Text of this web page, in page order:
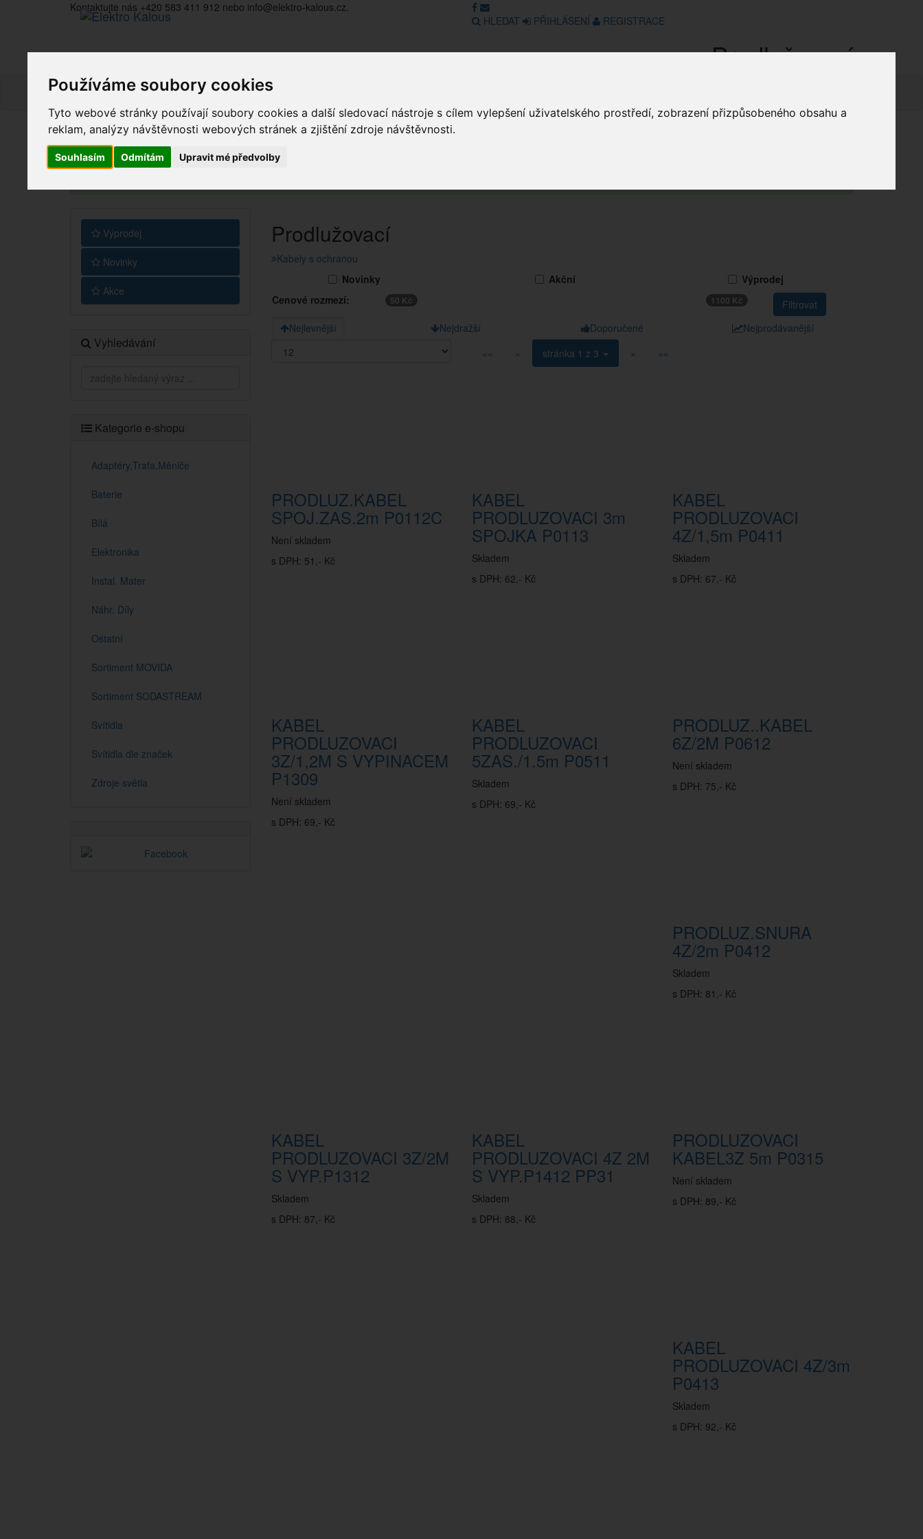
Používáme soubory cookies
Tyto webové stránky používají soubory cookies a další sledovací nástroje s cílem vylepšení uživatelského prostředí, zobrazení přizpůsobeného obsahu a
reklam, analýzy návštěvnosti webových stránek a zjištění zdroje návštěvnosti.
Souhlasím Odmítám Upravit mé předvolby
Kontaktujte nás +420 583 411 912 nebo info@elektro-kalous.cz.
HLEDAT
PŘIHLÁŠENÍ REGISTRACE
Prodlužovací
Výprodej
Novinky
Akce
Vyhledávání
Kategorie e-shopu
Adaptéry,Trafa,Měniče
Baterie
Bílá
Elektronika
Instal. Mater
Náhr. Díly
Ostatní
Sortiment MOVIDA
Sortiment SODASTREAM
Svítidla
Svítidla dle značek
Zdroje světla
Prodlužovací
Kabely s ochranou
Novinky
Akční
Výprodej
Cenové rozmezí:
50 Kč 1100 Kč
Nejlevnější Nejdražší Doporučené
Nejprodávanější
««
« stránka 1 z 3 » »»
PRODLUZ.KABEL
SPOJ.ZAS.2m P0112C
Není skladem
s DPH: 51,- Kč
KABEL
PRODLUZOVACI 3m
SPOJKA P0113
Skladem
s DPH: 62,- Kč
KABEL
PRODLUZOVACI
4Z/1,5m P0411
Skladem
s DPH: 67,- Kč
KABEL
PRODLUZOVACI
3Z/1,2M S VYPINACEM
P1309
Není skladem
s DPH: 69,- Kč
KABEL
PRODLUZOVACI
5ZAS./1.5m P0511
Skladem
s DPH: 69,- Kč
PRODLUZ..KABEL
6Z/2M P0612
Není skladem
s DPH: 75,- Kč
PRODLUZ.SNURA
4Z/2m P0412
Skladem
s DPH: 81,- Kč
KABEL
PRODLUZOVACI 3Z/2M
S VYP.P1312
Skladem
s DPH: 87,- Kč
KABEL
PRODLUZOVACI 4Z 2M
S VYP.P1412 PP31
Skladem
s DPH: 88,- Kč
PRODLUZOVACI
KABEL3Z 5m P0315
Není skladem
s DPH: 89,- Kč
KABEL
PRODLUZOVACI 4Z/3m
P0413
Skladem
s DPH: 92,- Kč